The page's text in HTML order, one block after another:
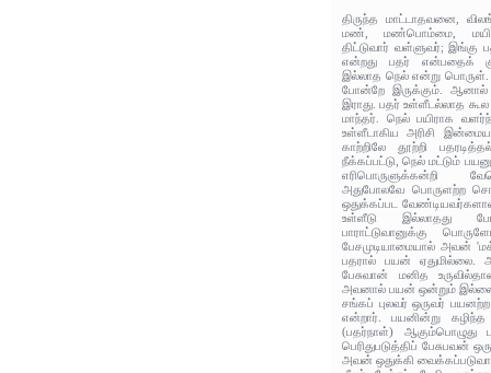
திருந்த மாட்டாதவனை,
மண், மண்பொம்மை,
திட்டுவார் வள்ளுவர்; இங்கு
என்றது பதர் என்பதைக்
இல்லாத நெல் என்று பொருள்.
போன்றே இருக்கும்.
இராது. பதர் உள்ளீடல்லாத
மாந்தர். நெல் பயிராக
உள்ளீடாகிய அரிசி
காற்றிலே தூற்றி
நீக்கப்பட்டு, நெல் மட்டும்
எரிபொருளுக்கன்றி
அதுபோலவே பொருளற்ற
ஒதுக்கப்பட
உள்ளீடு இல்லாதது
பாராட்டுவானுக்கு
பேசமுடியாமையால் அவன்
பதரால் பயன் ஏதுமில்லை.
பேசுவான் மனித
அவனால் பயன் ஒன்றும்
சங்கப் புலவர் ஒருவர்
என்றார். பயனின்று
(பதர்நாள்)
பெரிதுபடுத்திப் பேசுபவன்
அவன் ஒதுக்கி